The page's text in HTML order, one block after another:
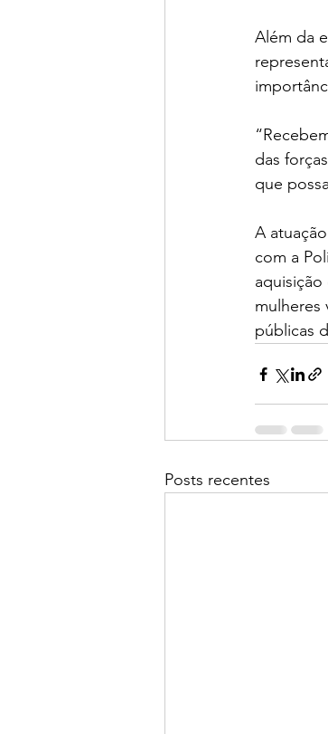
Além da
das
que
A
com a
mulheres
públicas
Posts recentes